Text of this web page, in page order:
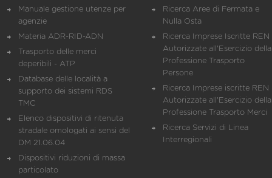
Manuale gestione utenze per
agenzie
Materia ADR-RID-ADN
Trasporto delle merci
deperibili - ATP
Database delle località a
supporto dei sistemi RDS
TMC
Elenco dispositivi di ritenuta
stradale omologati ai sensi del
DM 21.06.04
Dispositivi riduzioni di massa
particolato
Ricerca Aree di Fermata e
Nulla Osta
Ricerca Imprese Iscritte REN
Autorizzate all'Esercizio della
Professione Trasporto
Persone
Ricerca Imprese iscritte REN
Autorizzate all'Esercizio della
Professione Trasporto Merci
Ricerca Servizi di Linea
Interregionali